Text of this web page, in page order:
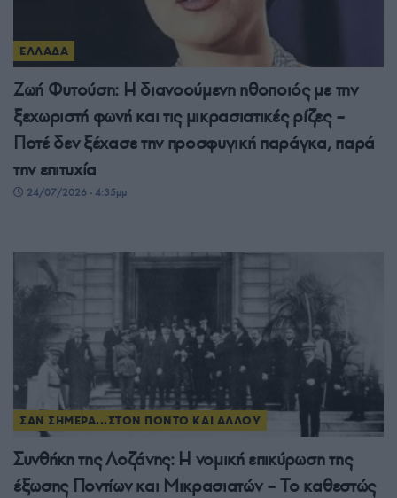
ΕΛΛΑΔΑ
Ζωή Φυτούση: Η διανοούμενη ηθοποιός με την
ξεχωριστή φωνή και τις μικρασιατικές ρίζες –
Ποτέ δεν ξέχασε την προσφυγική παράγκα, παρά
την επιτυχία
24/07/2026 - 4:35μμ
ΣΑΝ ΣΗΜΕΡΑ...ΣΤΟΝ ΠΟΝΤΟ ΚΑΙ ΑΛΛΟΥ
Συνθήκη της Λοζάνης: Η νομική επικύρωση της
έξωσης Ποντίων και Μικρασιατών – Το καθεστώς